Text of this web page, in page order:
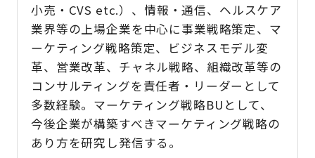
小売・CVS etc.）、情報・通信、ヘルスケア
業界等の上場企業を中心に事業戦略策定、マ
ーケティング戦略策定、ビジネスモデル変
革、営業改革、チャネル戦略、組織改革等の
コンサルティングを責任者・リーダーとして
多数経験。マーケティング戦略BUとして、
今後企業が構築すべきマーケティング戦略の
あり方を研究し発信する。